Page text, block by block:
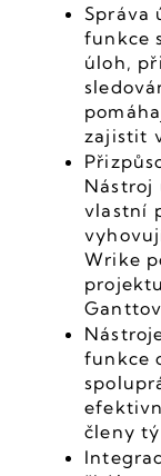
Správa
funkce
úloh,
zajistit
Nástroj
vlastní
Wrike
funkce
členy